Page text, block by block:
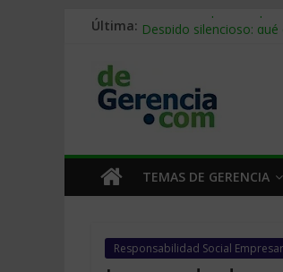
Última: Stablecoins para
Trabajo forzoso en la
Mercado hispano de
TEMAS DE GERENCIA
Responsabilidad Social